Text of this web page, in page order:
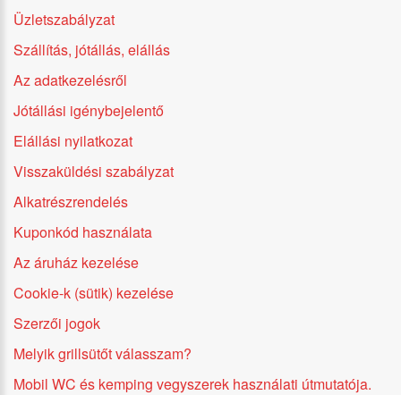
Üzletszabályzat
Szállítás, jótállás, elállás
Az adatkezelésről
Jótállási igénybejelentő
Elállási nyilatkozat
Visszaküldési szabályzat
Alkatrészrendelés
Kuponkód használata
Az áruház kezelése
Cookie-k (sütik) kezelése
Szerzői jogok
Melyik grillsütőt válasszam?
Mobil WC és kemping vegyszerek használati útmutatója.